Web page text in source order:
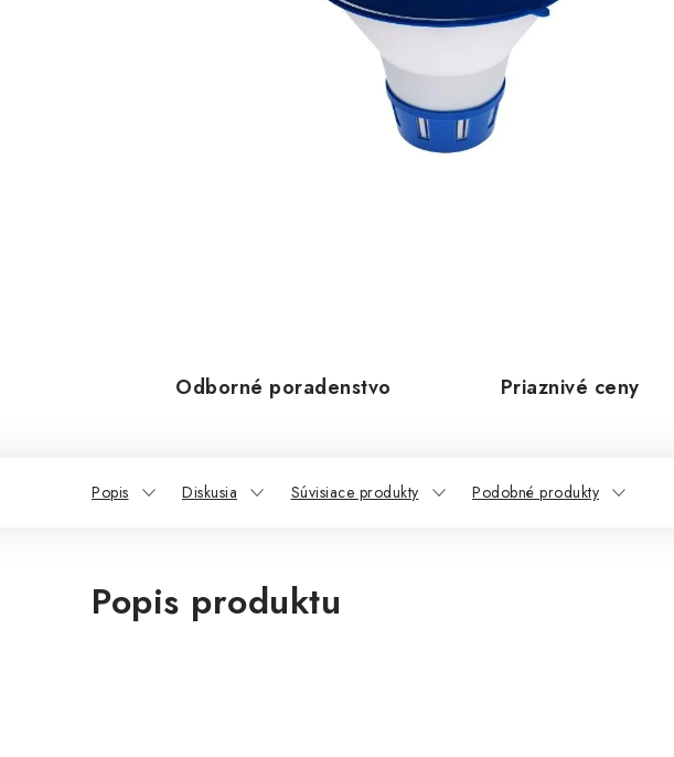
Odborné poradenstvo Priaznivé ceny
Popis Diskusia Súvisiace produkty Podobné produkty
Popis produktu